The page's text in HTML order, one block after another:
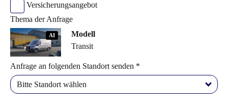
Versicherungsangebot
Thema der Anfrage
AI
Modell
Transit
Anfrage an folgenden Standort senden *
Bitte Standort wählen